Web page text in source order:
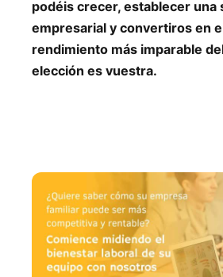
podéis crecer, establecer una
empresarial y convertiros en
rendimiento más imparable
elección es vuestra.